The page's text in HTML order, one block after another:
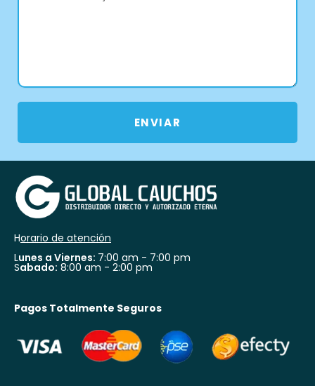
ENVIAR
Horario de atención
Lunes a Viernes: 7:00 am - 7:00 pm
Sabado: 8:00 am - 2:00 pm
Pagos Totalmente Seguros